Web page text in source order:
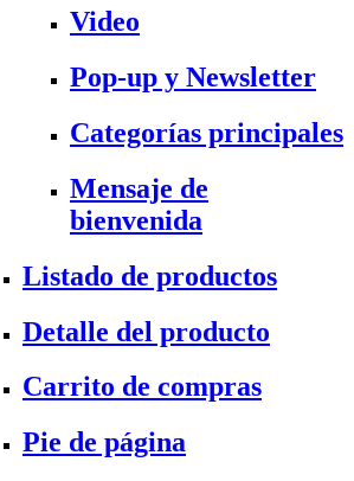
Video
Pop-up y Newsletter
Categorías principales
Mensaje de
bienvenida
Listado de productos
Detalle del producto
Carrito de compras
Pie de página